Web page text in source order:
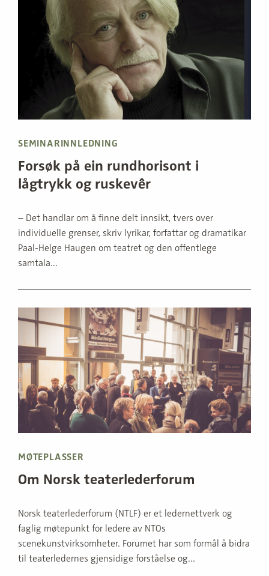
SEMINARINNLEDNING
Forsøk på ein rundhorisont i
lågtrykk og ruskevêr
– Det handlar om å finne delt innsikt, tvers over
individuelle grenser, skriv lyrikar, forfattar og dramatikar
Paal-Helge Haugen om teatret og den offentlege
samtala...
MØTEPLASSER
Om Norsk teaterlederforum
Norsk teaterlederforum (NTLF) er et ledernettverk og
faglig møtepunkt for ledere av NTOs
scenekunstvirksomheter. Forumet har som formål å bidra
til teaterledernes gjensidige forståelse og...